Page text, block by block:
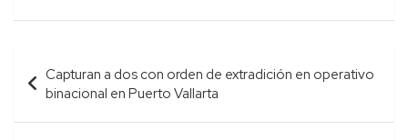
Navegación
de
entradas
Capturan a dos con orden de extradición en operativo
binacional en Puerto Vallarta